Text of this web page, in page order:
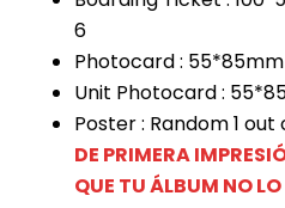
6
Photocard :
Unit Photocard :
Poster : Random 1 out
DE PRIMERA
QUE TU ÁLBUM NO